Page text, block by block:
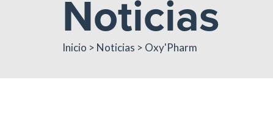
Noticias
Inicio > Noticias > Oxy'Pharm